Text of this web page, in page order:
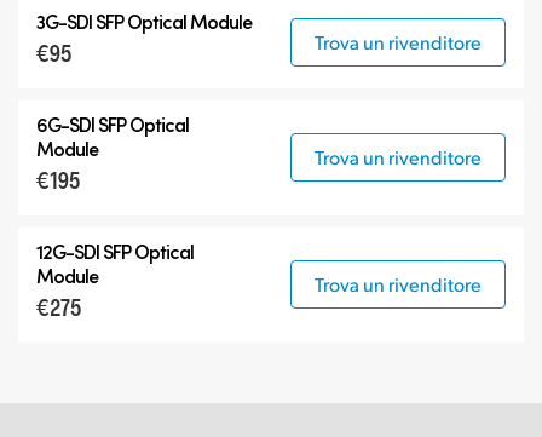
3G-SDI SFP Optical Module
€95 Trova un rivenditore
6G-SDI SFP Optical
Module
€195
Trova un rivenditore
12G-SDI SFP Optical
Module
€275
Trova un rivenditore